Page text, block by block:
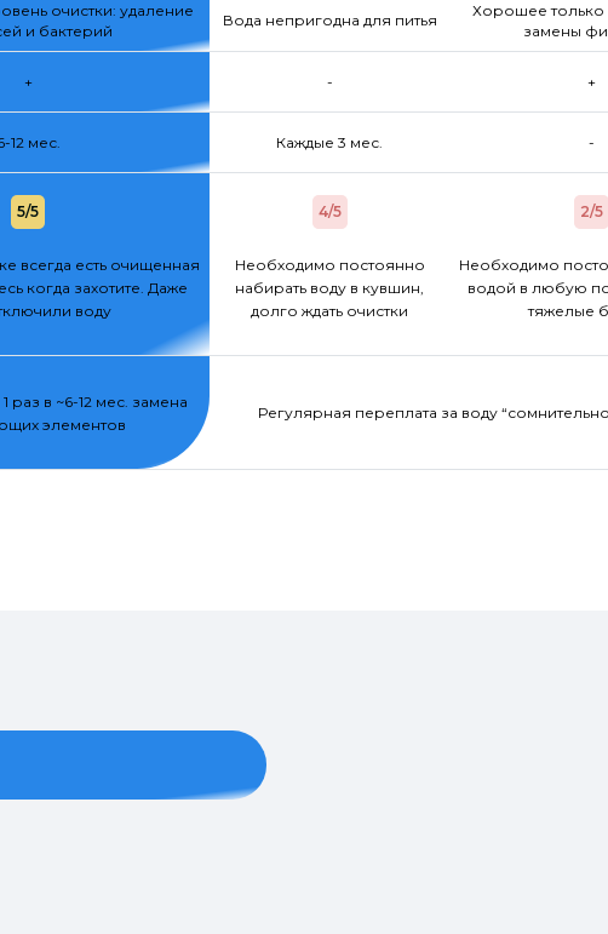
очистки: удаление
и бактерий
Вода непригодна для питья
Хорошее только
замены
+ - +
12 мес. Каждые 3 мес. -
5/5
всегда есть очищенная
когда захотите. Даже
воду
4/5
Необходимо постоянно
набирать воду в кувшин,
долго ждать очистки
2/5
Необходимо
водой в любую
тяжелые
раз в ~6-12 мес. замена
элементов
Регулярная переплата за воду